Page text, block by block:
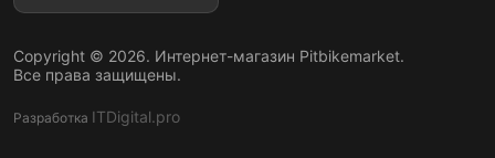
Copyright © 2026. Интернет-магазин Pitbikemarket.
Все права защищены.
Разработка ITDigital.pro